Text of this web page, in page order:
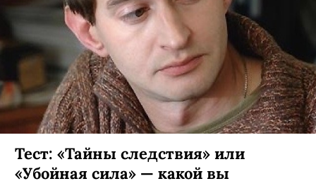
«Драгоценная игрушка»: в